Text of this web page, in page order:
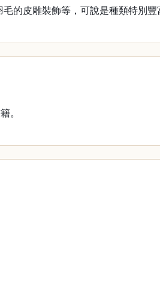
的皮雕裝飾等，可說是種類特別豐
。